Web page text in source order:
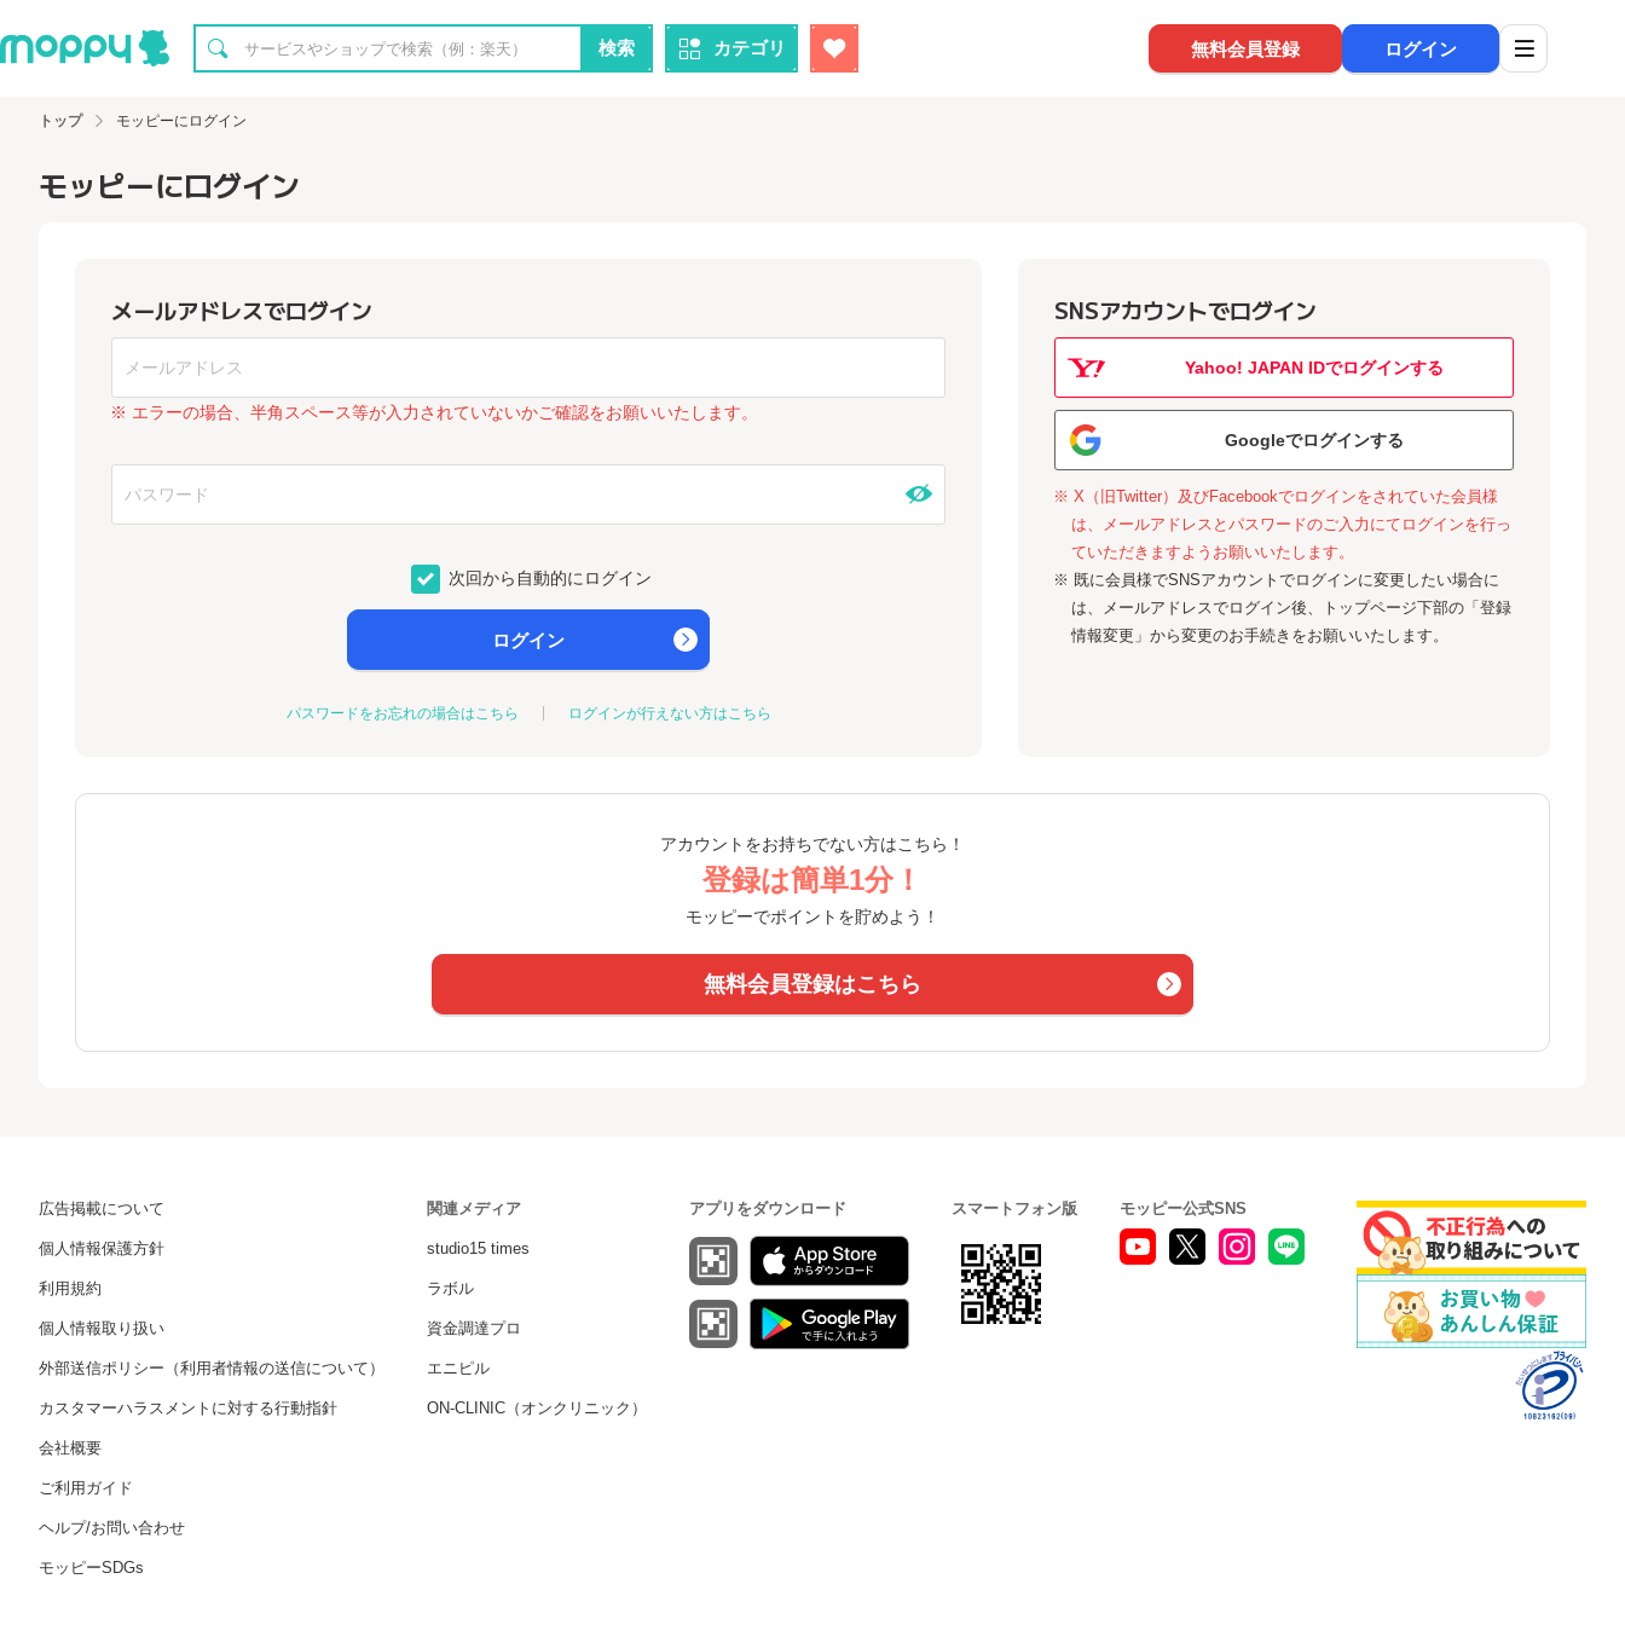
検索 カテゴリ 無料会員登録 ログイン
トップ モッピーにログイン
モッピーにログイン
メールアドレスでログイン
※ エラーの場合、半角スペース等が入力されていないかご確認をお願いいたします。
次回から自動的にログイン
ログイン
パスワードをお忘れの場合はこちら ログインが行えない方はこちら
SNSアカウントでログイン
Yahoo! JAPAN IDでログインする
Googleでログインする
※ X（旧Twitter）及びFacebookでログインをされていた会員様
は、メールアドレスとパスワードのご入力にてログインを行っ
ていただきますようお願いいたします。
※ 既に会員様でSNSアカウントでログインに変更したい場合に
は、メールアドレスでログイン後、トップページ下部の「登録
情報変更」から変更のお手続きをお願いいたします。
アカウントをお持ちでない方はこちら！
登録は簡単1分！
モッピーでポイントを貯めよう！
無料会員登録はこちら
広告掲載について
個人情報保護方針
利用規約
個人情報取り扱い
外部送信ポリシー（利用者情報の送信について）
カスタマーハラスメントに対する行動指針
会社概要
ご利用ガイド
ヘルプ/お問い合わせ
モッピーSDGs
関連メディア
studio15 times
ラボル
資金調達プロ
エニピル
ON-CLINIC（オンクリニック）
アプリをダウンロード スマートフォン版 モッピー公式SNS